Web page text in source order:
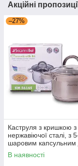
Акційні
–27%
Каструля з кришкою з
нержавіючої сталі, з
шаровим капсульним
та порожнистими
2.1л Kamille KM-5616S
В наявності